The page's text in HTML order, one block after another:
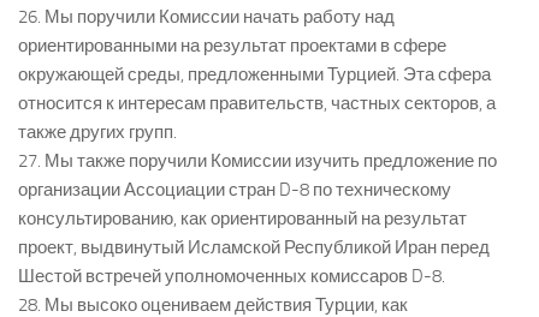
26. Мы поручили Комиссии начать работу над
ориентированными на результат проектами в сфере
окружающей среды, предложенными Турцией. Эта сфера
относится к интересам правительств, частных секторов, а
также других групп.
27. Мы также поручили Комиссии изучить предложение по
организации Ассоциации стран D-8 по техническому
консультированию, как ориентированный на результат
проект, выдвинутый Исламской Республикой Иран перед
Шестой встречей уполномоченных комиссаров D-8.
28. Мы высоко оцениваем действия Турции, как